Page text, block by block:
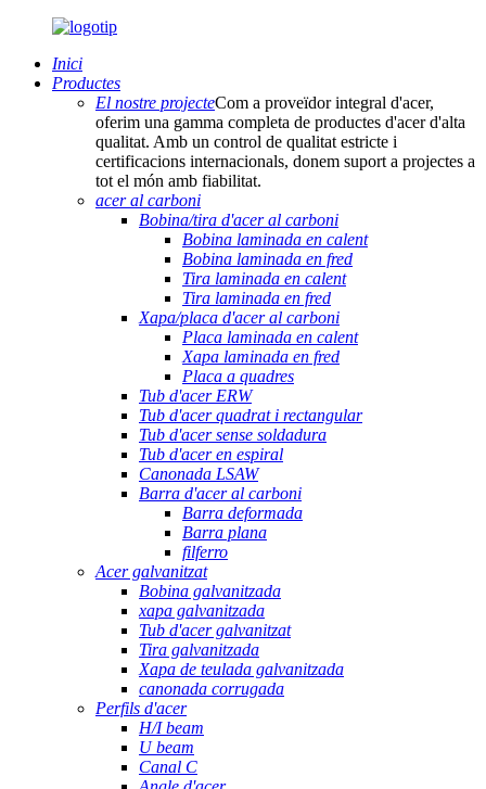
Inici
Productes
El nostre projecteCom a proveïdor integral d'acer,
oferim una gamma completa de productes d'acer d'alta
qualitat. Amb un control de qualitat estricte i
certificacions internacionals, donem suport a projectes a
tot el món amb fiabilitat.
acer al carboni
Bobina/tira d'acer al carboni
Bobina laminada en calent
Bobina laminada en fred
Tira laminada en calent
Tira laminada en fred
Xapa/placa d'acer al carboni
Placa laminada en calent
Xapa laminada en fred
Placa a quadres
Tub d'acer ERW
Tub d'acer quadrat i rectangular
Tub d'acer sense soldadura
Tub d'acer en espiral
Canonada LSAW
Barra d'acer al carboni
Barra deformada
Barra plana
filferro
Acer galvanitzat
Bobina galvanitzada
xapa galvanitzada
Tub d'acer galvanitzat
Tira galvanitzada
Xapa de teulada galvanitzada
canonada corrugada
Perfils d'acer
H/I beam
U beam
Canal C